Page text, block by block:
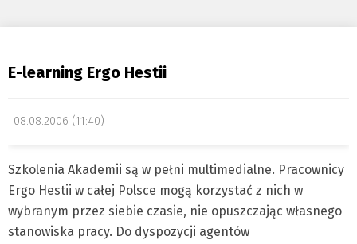
E-learning Ergo Hestii
08.08.2006 (11:40)
Szkolenia Akademii są w pełni multimedialne. Pracownicy
Ergo Hestii w całej Polsce mogą korzystać z nich w
wybranym przez siebie czasie, nie opuszczając własnego
stanowiska pracy. Do dyspozycji agentów